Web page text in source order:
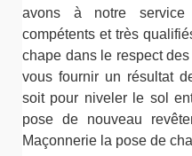
avons à notre
compétents et très
chape dans le respect
vous fournir un résultat
soit pour niveler le sol
pose de nouveau
Maçonnerie la pose de